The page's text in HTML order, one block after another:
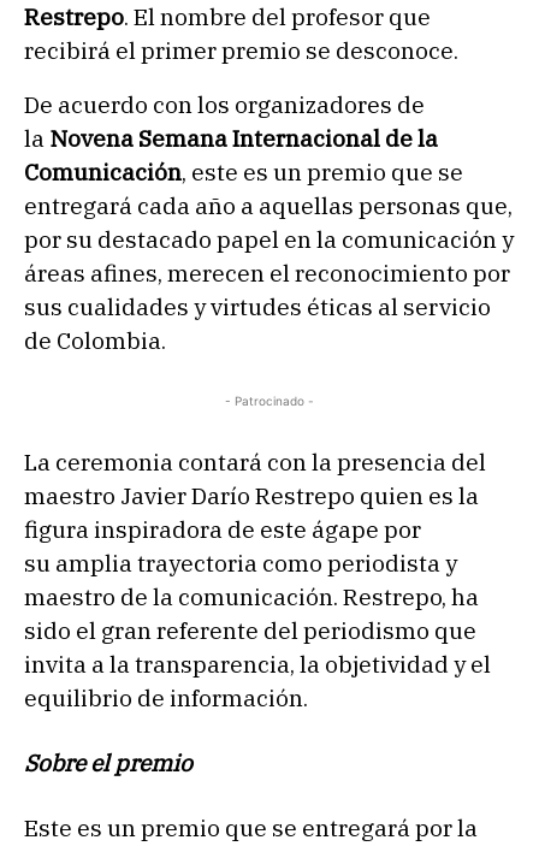
Restrepo. El nombre del profesor que
recibirá el primer premio se desconoce.
De acuerdo con los organizadores de
la Novena Semana Internacional de la
Comunicación, este es un premio que se
entregará cada año a aquellas personas que,
por su destacado papel en la comunicación y
áreas afines, merecen el reconocimiento por
sus cualidades y virtudes éticas al servicio
de Colombia.
- Patrocinado -
La ceremonia contará con la presencia del
maestro Javier Darío Restrepo quien es la
figura inspiradora de este ágape por
su amplia trayectoria como periodista y
maestro de la comunicación. Restrepo, ha
sido el gran referente del periodismo que
invita a la transparencia, la objetividad y el
equilibrio de información.
Sobre el premio
Este es un premio que se entregará por la